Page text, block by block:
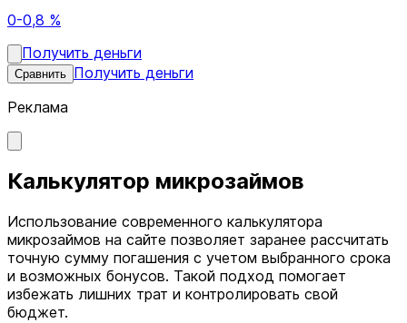
0-0,8 %
Получить деньги
Сравнить Получить деньги
Реклама
Калькулятор микрозаймов
Использование современного калькулятора
микрозаймов на сайте позволяет заранее рассчитать
точную сумму погашения с учетом выбранного срока
и возможных бонусов. Такой подход помогает
избежать лишних трат и контролировать свой
бюджет.